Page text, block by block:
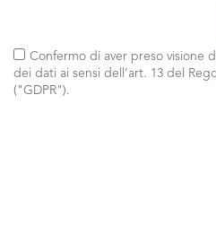
Confermo di aver preso visione
dei dati ai sensi dell’art. 13 del
("GDPR").